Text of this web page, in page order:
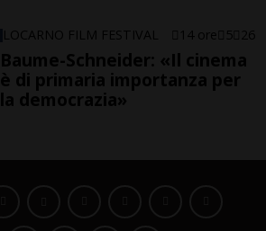
LOCARNO FILM FESTIVAL 14 ore 5 26
Baume-Schneider: «Il cinema
è di primaria importanza per
la democrazia»